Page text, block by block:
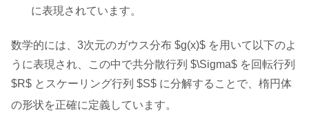
に表現されています。
数学的には、3次元のガウス分布 $g(x)$ を用いて以下のよ
うに表現され、この中で共分散行列 $\Sigma$ を回転行列
$R$ とスケーリング行列 $S$ に分解することで、楕円体
の形状を正確に定義しています。